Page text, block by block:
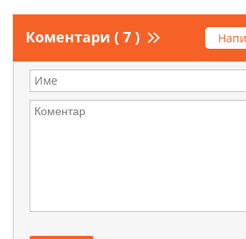
Коментари ( 7 )